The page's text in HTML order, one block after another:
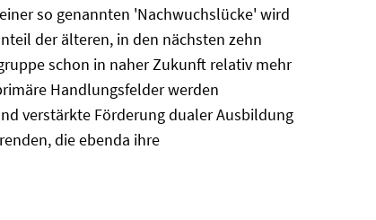
so genannten 'Nachwuchslücke' wird
der älteren, in den nächsten zehn
schon in naher Zukunft relativ mehr
Handlungsfelder werden
verstärkte Förderung dualer Ausbildung
die ebenda ihre